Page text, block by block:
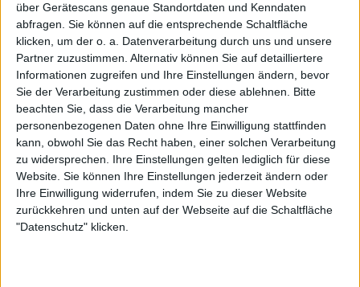
über Gerätescans genaue Standortdaten und Kenndaten
abfragen. Sie können auf die entsprechende Schaltfläche
klicken, um der o. a. Datenverarbeitung durch uns und unsere
Partner zuzustimmen. Alternativ können Sie auf detailliertere
Informationen zugreifen und Ihre Einstellungen ändern, bevor
Sie der Verarbeitung zustimmen oder diese ablehnen. Bitte
beachten Sie, dass die Verarbeitung mancher
personenbezogenen Daten ohne Ihre Einwilligung stattfinden
kann, obwohl Sie das Recht haben, einer solchen Verarbeitung
zu widersprechen. Ihre Einstellungen gelten lediglich für diese
Website. Sie können Ihre Einstellungen jederzeit ändern oder
Ihre Einwilligung widerrufen, indem Sie zu dieser Website
zurückkehren und unten auf der Webseite auf die Schaltfläche
"Datenschutz" klicken.
3:43 PM · Jun 2, 2021
2.4K Reply